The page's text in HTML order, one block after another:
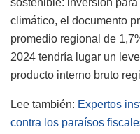
sostenible: inversión
climático, el documento
promedio regional de
2024 tendría lugar un
producto interno bruto
Lee también: Expertos
contra los paraísos